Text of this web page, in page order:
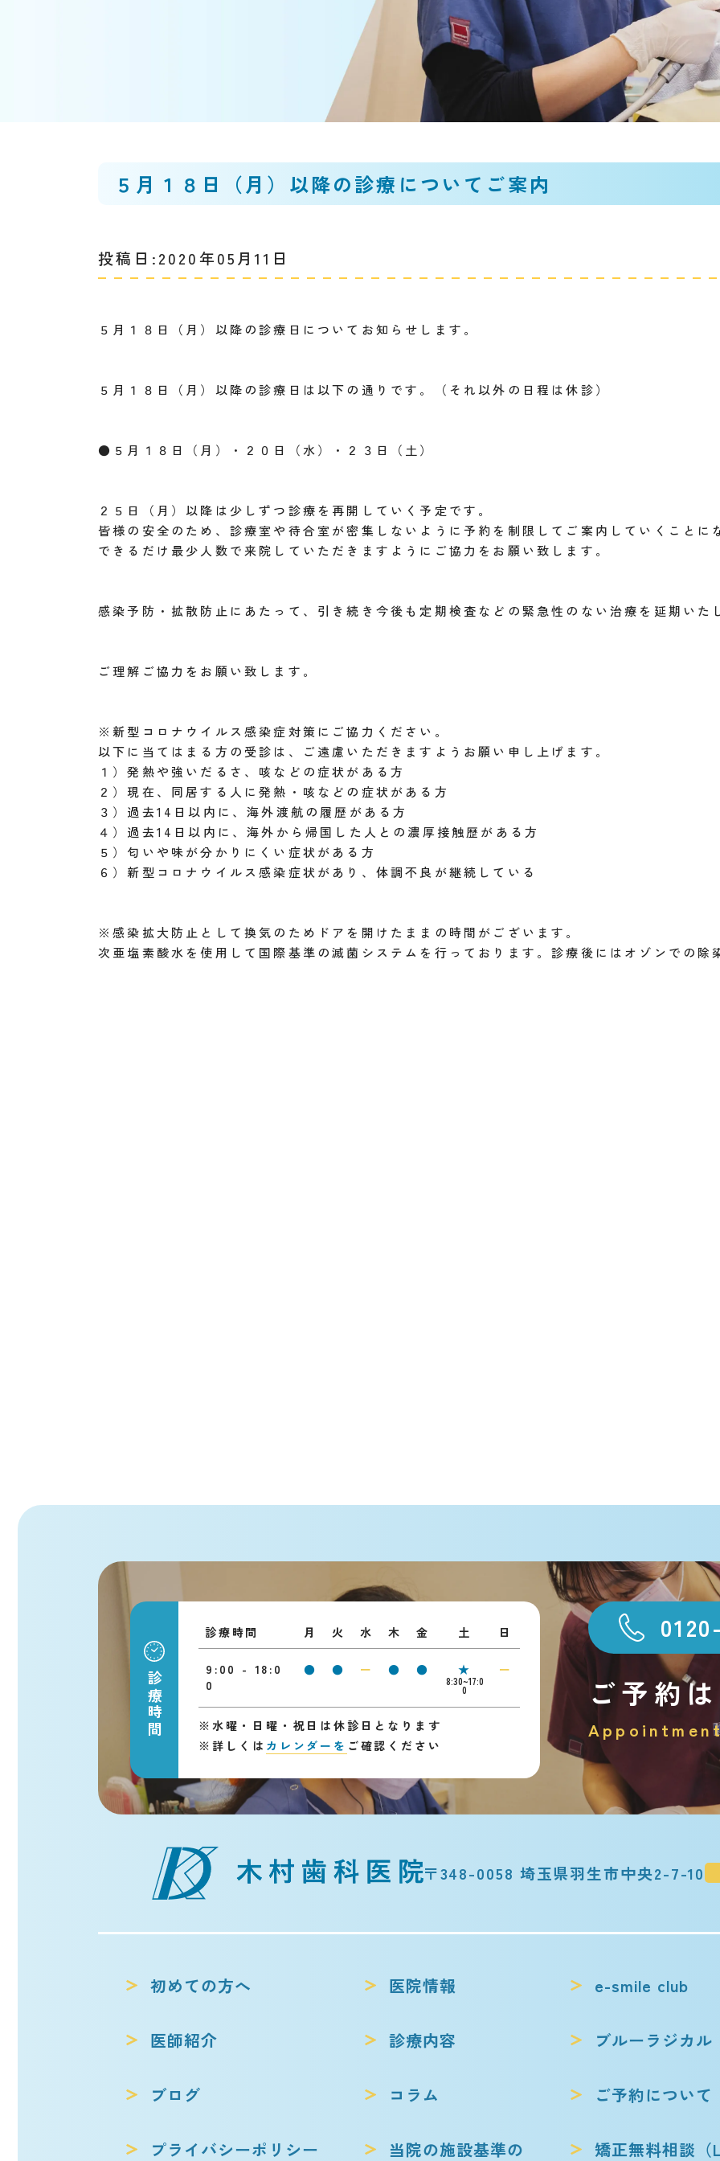
５月１８日（月）以降の診療についてご案内
投稿日:2020年05月11日
５月１８日（月）以降の診療日についてお知らせします。
５月１８日（月）以降の診療日は以下の通りです。（それ以外の日程は休診）
●５月１８日（月）・２０日（水）・２３日（土）
２５日（月）以降は少しずつ診療を再開していく予定です。
皆様の安全のため、診療室や待合室が密集しないように予約を制限してご案内していくことに
できるだけ最少人数で来院していただきますようにご協力をお願い致します。
感染予防・拡散防止にあたって、引き続き今後も定期検査などの緊急性のない治療を延期いた
ご理解ご協力をお願い致します。
※新型コロナウイルス感染症対策にご協力ください。
以下に当てはまる方の受診は、ご遠慮いただきますようお願い申し上げます。
１）発熱や強いだるさ、咳などの症状がある方
２）現在、同居する人に発熱・咳などの症状がある方
３）過去14日以内に、海外渡航の履歴がある方
４）過去14日以内に、海外から帰国した人との濃厚接触歴がある方
５）匂いや味が分かりにくい症状がある方
６）新型コロナウイルス感染症状があり、体調不良が継続している
※感染拡大防止として換気のためドアを開けたままの時間がございます。
次亜塩素酸水を使用して国際基準の滅菌システムを行っております。診療後にはオゾンでの除
診療時間
診療時間 月 火 水 木 金 土 日
9:00 - 18:0
0
● ● ー ● ● ★
8:30~17:0
0
ー
※ 水曜・日曜・祝日は休診日となります
※ 詳しくは カレンダーを ご確認ください
ご予約
〒348-0058 埼玉県羽生市中央2-7-10
初めての方へ 医院情報 e-smile club
医師紹介 診療内容 ブルーラジカル
ブログ コラム ご予約について
プライバシーポリシー
当院の施設基準の
矯正無料相談